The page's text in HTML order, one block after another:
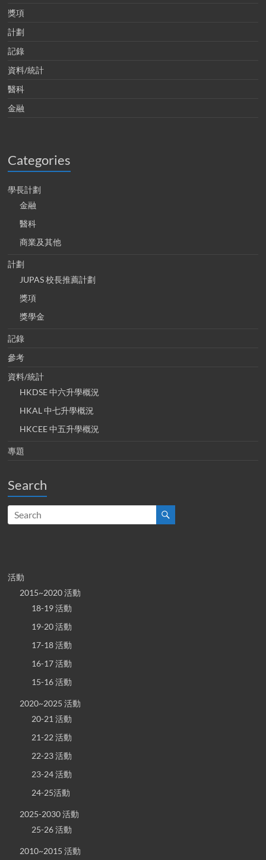
獎項
計劃
記錄
資料/統計
醫科
金融
Categories
學長計劃
金融
醫科
商業及其他
計劃
JUPAS 校長推薦計劃
獎項
獎學金
記錄
參考
資料/統計
HKDSE 中六升學概況
HKAL 中七升學概況
HKCEE 中五升學概況
專題
Search
活動
2015~2020 活動
18-19 活動
19-20 活動
17-18 活動
16-17 活動
15-16 活動
2020~2025 活動
20-21 活動
21-22 活動
22-23 活動
23-24 活動
24-25活動
2025-2030 活動
25-26 活動
2010~2015 活動